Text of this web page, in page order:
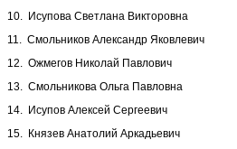
10. Исупова Светлана Викторовна
11. Смольников Александр Яковлевич
12. Ожмегов Николай Павлович
13. Смольникова Ольга Павловна
14. Исупов Алексей Сергеевич
15. Князев Анатолий Аркадьевич